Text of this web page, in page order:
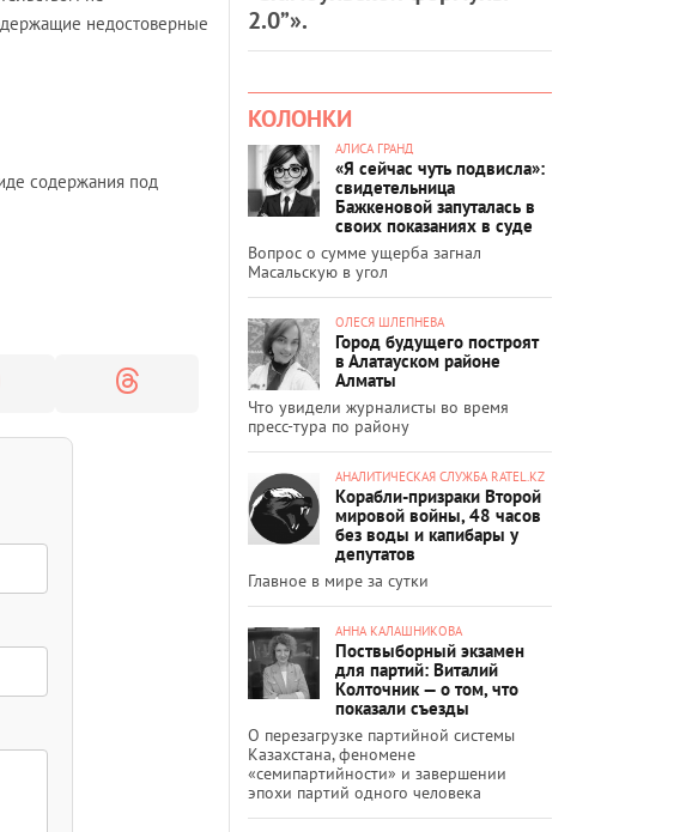
недостоверные
содержания под
2.0”».
КОЛОНКИ
АЛИСА ГРАНД
«Я сейчас чуть подвисла»:
свидетельница
Бажкеновой запуталась в
своих показаниях в суде
Вопрос о сумме ущерба загнал
Масальскую в угол
ОЛЕСЯ ШЛЕПНЕВА
Город будущего построят
в Алатауском районе
Алматы
Что увидели журналисты во время
пресс-тура по району
АНАЛИТИЧЕСКАЯ СЛУЖБА RATEL.KZ
Корабли-призраки Второй
мировой войны, 48 часов
без воды и капибары у
депутатов
Главное в мире за сутки
АННА КАЛАШНИКОВА
Поствыборный экзамен
для партий: Виталий
Колточник — о том, что
показали съезды
О перезагрузке партийной системы
Казахстана, феномене
«семипартийности» и завершении
эпохи партий одного человека